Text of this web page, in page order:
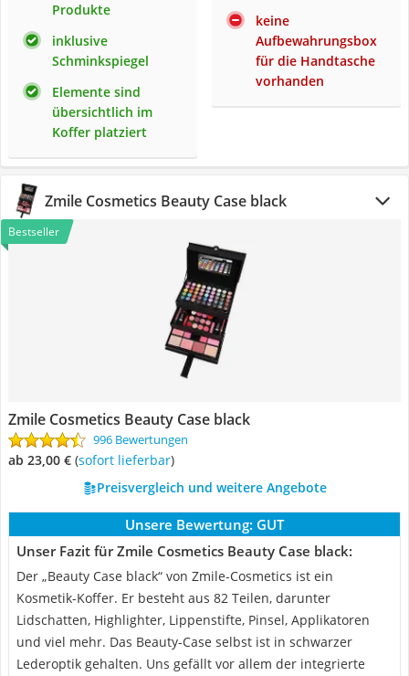
Produkte
inklusive
Schminkspiegel
Elemente sind
übersichtlich im
Koffer platziert
keine
Aufbewahrungsbox
für die Handtasche
vorhanden
Zmile Cosmetics Beauty Case black
Bestseller
Zmile Cosmetics Beauty Case black
996 Bewertungen
ab 23,00 € ( Sofort lieferbar)
Preisvergleich und weitere Angebote
Unsere Bewertung: GUT
Unser Fazit für Zmile Cosmetics Beauty Case black:
Der „Beauty Case black“ von Zmile-Cosmetics ist ein
Kosmetik-Koffer. Er besteht aus 82 Teilen, darunter
Lidschatten, Highlighter, Lippenstifte, Pinsel, Applikatoren
und viel mehr. Das Beauty-Case selbst ist in schwarzer
Lederoptik gehalten. Uns gefällt vor allem der integrierte